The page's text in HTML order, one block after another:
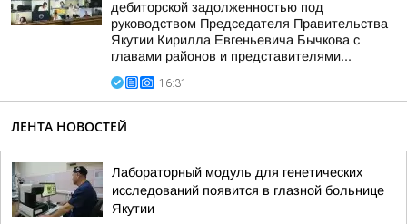
дебиторской задолженностью под
руководством Председателя Правительства
Якутии Кирилла Евгеньевича Бычкова с
главами районов и представителями...
16:31
ЛЕНТА НОВОСТЕЙ
Лабораторный модуль для генетических
исследований появится в глазной больнице
Якутии